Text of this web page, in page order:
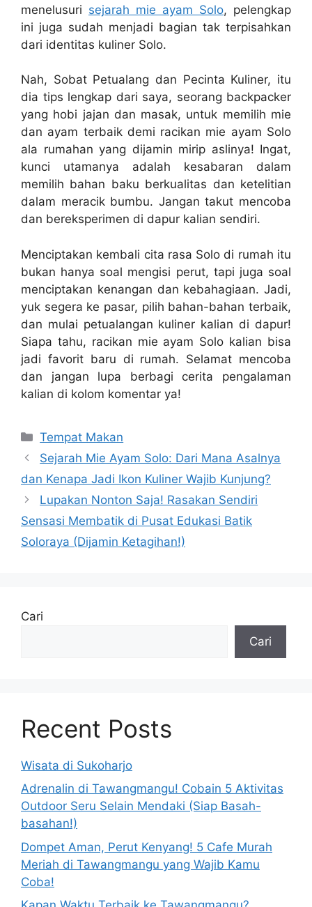
menelusuri sejarah mie ayam Solo, pelengkap
ini juga sudah menjadi bagian tak terpisahkan
dari identitas kuliner Solo.
Nah, Sobat Petualang dan Pecinta Kuliner, itu
dia tips lengkap dari saya, seorang backpacker
yang hobi jajan dan masak, untuk memilih mie
dan ayam terbaik demi racikan mie ayam Solo
ala rumahan yang dijamin mirip aslinya! Ingat,
kunci utamanya adalah kesabaran dalam
memilih bahan baku berkualitas dan ketelitian
dalam meracik bumbu. Jangan takut mencoba
dan bereksperimen di dapur kalian sendiri.
Menciptakan kembali cita rasa Solo di rumah itu
bukan hanya soal mengisi perut, tapi juga soal
menciptakan kenangan dan kebahagiaan. Jadi,
yuk segera ke pasar, pilih bahan-bahan terbaik,
dan mulai petualangan kuliner kalian di dapur!
Siapa tahu, racikan mie ayam Solo kalian bisa
jadi favorit baru di rumah. Selamat mencoba
dan jangan lupa berbagi cerita pengalaman
kalian di kolom komentar ya!
Kategori
Tempat Makan
Sejarah Mie Ayam Solo: Dari Mana Asalnya
dan Kenapa Jadi Ikon Kuliner Wajib Kunjung?
Lupakan Nonton Saja! Rasakan Sendiri
Sensasi Membatik di Pusat Edukasi Batik
Soloraya (Dijamin Ketagihan!)
Cari
Cari
Recent Posts
Wisata di Sukoharjo
Adrenalin di Tawangmangu! Cobain 5 Aktivitas
Outdoor Seru Selain Mendaki (Siap Basah-
basahan!)
Dompet Aman, Perut Kenyang! 5 Cafe Murah
Meriah di Tawangmangu yang Wajib Kamu
Coba!